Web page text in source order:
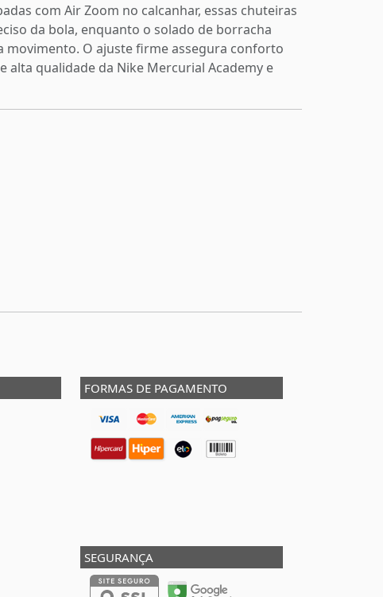
com Air Zoom no calcanhar, essas chuteiras
da bola, enquanto o solado de borracha
movimento. O ajuste firme assegura conforto
alta qualidade da Nike Mercurial Academy e
FORMAS DE PAGAMENTO
SEGURANÇA